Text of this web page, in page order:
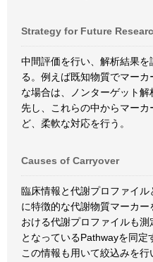
Strategy for Future
中間評価を行い、解析結果
る。例えば既知物質でマー
な場合は、ノンターゲット
先し、これらの中からマー
ど、柔軟な対応を行う。
Causes of Carryover
臨床情報と代謝プロファイ
に特徴的な代謝物質マーカ
おける代謝プロファイルも
となっているPathwayを同
この情報も用いて絞込みを